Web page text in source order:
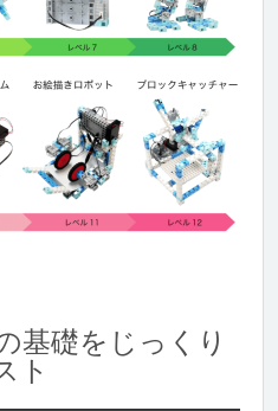
基礎をじっくり
ト